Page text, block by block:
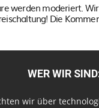
werden moderiert.
Die
WER WIR
wir über